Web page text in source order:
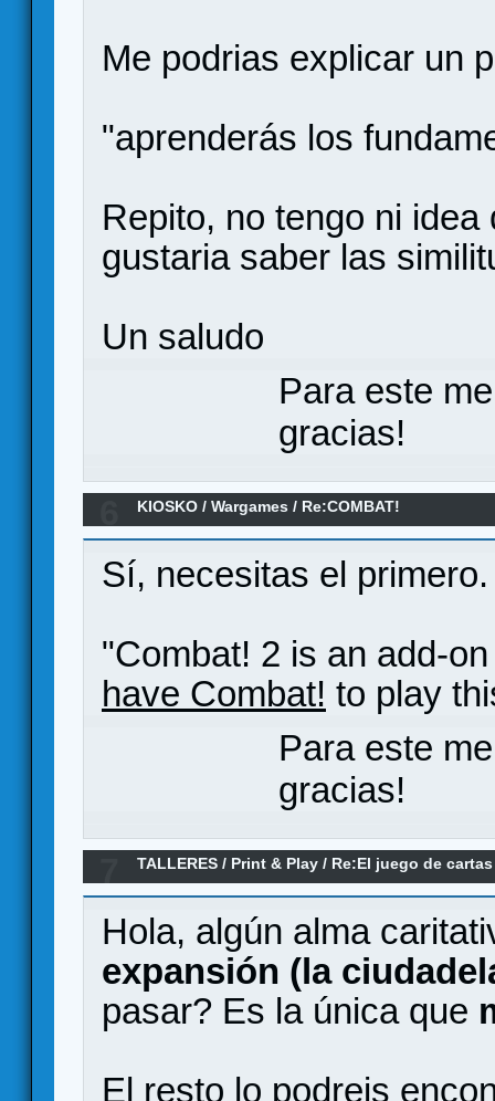
Me podrias explicar un
"aprenderás los
Repito, no tengo ni
gustaria saber las
Un saludo
Para este
gracias!
KIOSKO /Wargames / Re:COMBAT!
Sí, necesitas el primero.
"Combat! 2 is an add-
have Combat! to play
Para este
gracias!
TALLERES / Print & Play / Re:El juego de
Hola, algún alma
expansión (la
pasar? Es la única que
El resto lo podreis